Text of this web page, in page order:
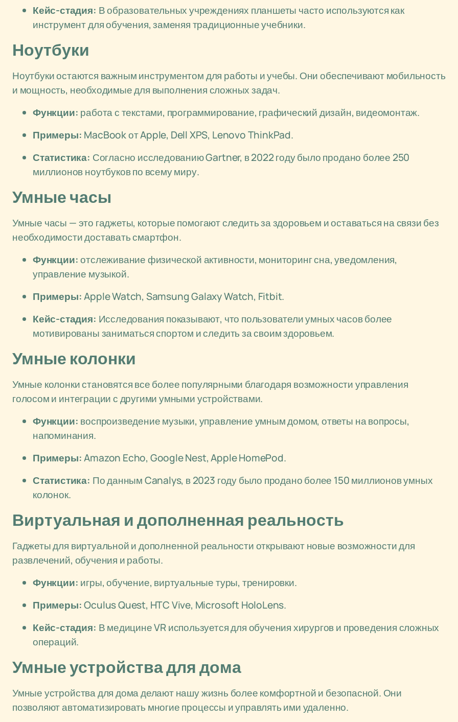
Кейс-стадия: В образовательных учреждениях планшеты часто используются как
инструмент для обучения, заменяя традиционные учебники.
Ноутбуки
Ноутбуки остаются важным инструментом для работы и учебы. Они обеспечивают мобильность
и мощность, необходимые для выполнения сложных задач.
Функции: работа с текстами, программирование, графический дизайн, видеомонтаж.
Примеры: MacBook от Apple, Dell XPS, Lenovo ThinkPad.
Статистика: Согласно исследованию Gartner, в 2022 году было продано более 250
миллионов ноутбуков по всему миру.
Умные часы
Умные часы — это гаджеты, которые помогают следить за здоровьем и оставаться на связи без
необходимости доставать смартфон.
Функции:отслеживание физической активности, мониторинг сна, уведомления,
управление музыкой.
Примеры:Apple Watch, Samsung Galaxy Watch, Fitbit.
Кейс-стадия: Исследования показывают, что пользователи умных часов более
мотивированы заниматься спортом и следить за своим здоровьем.
Умные колонки
Умные колонки становятся все более популярными благодаря возможности управления
голосом и интеграции с другими умными устройствами.
Функции: воспроизведение музыки, управление умным домом, ответы на вопросы,
напоминания.
Примеры:Amazon Echo, Google Nest, Apple HomePod.
Статистика: По данным Canalys, в 2023 году было продано более 150 миллионов умных
колонок.
Виртуальная и дополненная реальность
Гаджеты для виртуальной и дополненной реальности открывают новые возможности для
развлечений, обучения и работы.
Функции: игры, обучение, виртуальные туры, тренировки.
Примеры:Oculus Quest, HTC Vive, Microsoft HoloLens.
Кейс-стадия: В медицине VR используется для обучения хирургов и проведения сложных
операций.
Умные устройства для дома
Умные устройства для дома делают нашу жизнь более комфортной и безопасной. Они
позволяют автоматизировать многие процессы и управлять ими удаленно.